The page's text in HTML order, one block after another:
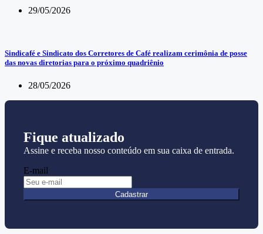
29/05/2026
Sindicafé e Sindicato dos Corretores de Café realizam cerimônia de posse
das novas diretorias para o próximo quadriênio
28/05/2026
Fique atualizado
Assine e receba nosso conteúdo em sua caixa de entrada.
E-mail
Cadastrar